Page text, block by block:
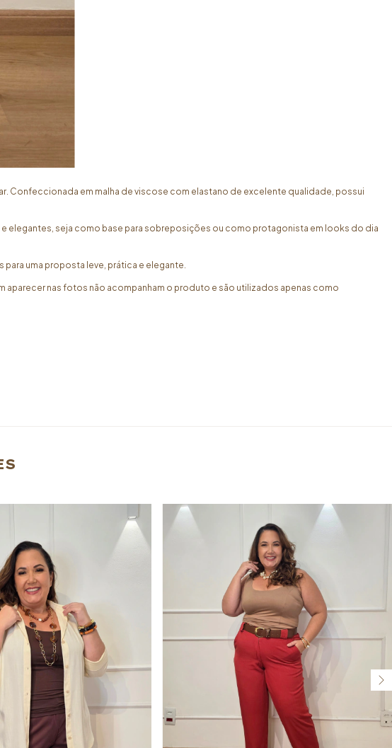
Confeccionada em malha de viscose com elastano de excelente qualidade, possui
elegantes, seja como base para sobreposições ou como protagonista em looks do dia
uma proposta leve, prática e elegante.
nas fotos não acompanham o produto e são utilizados apenas como